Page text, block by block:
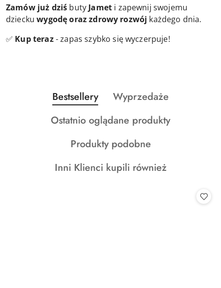
Zamów już dziś buty Jamet i zapewnij swojemu
dzieckuwygodę oraz zdrowy rozwój każdego dnia.
✅ Kup teraz- zapas szybko się wyczerpuje!
Pomiń karuzelę produktów
Produkty
o
statusie:
Bestsellery
Produkty
statusie:
Wyprzedaże
Produkty
statusie:
Ostatnio oglądane produkty
Produkty
statusie:
Produkty podobne
Produkty
Inni Klienci kupili również